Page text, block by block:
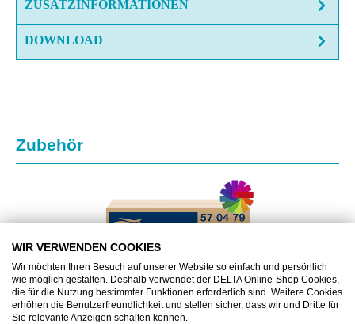
ZUSATZINFORMATIONEN
DOWNLOAD
Produktgalerie überspringen
Zubehör
WIR VERWENDEN COOKIES
Wir möchten Ihren Besuch auf unserer Website so einfach und persönlich
wie möglich gestalten. Deshalb verwendet der DELTA Online-Shop Cookies,
die für die Nutzung bestimmter Funktionen erforderlich sind. Weitere Cookies
erhöhen die Benutzerfreundlichkeit und stellen sicher, dass wir und Dritte für
Sie relevante Anzeigen schalten können.